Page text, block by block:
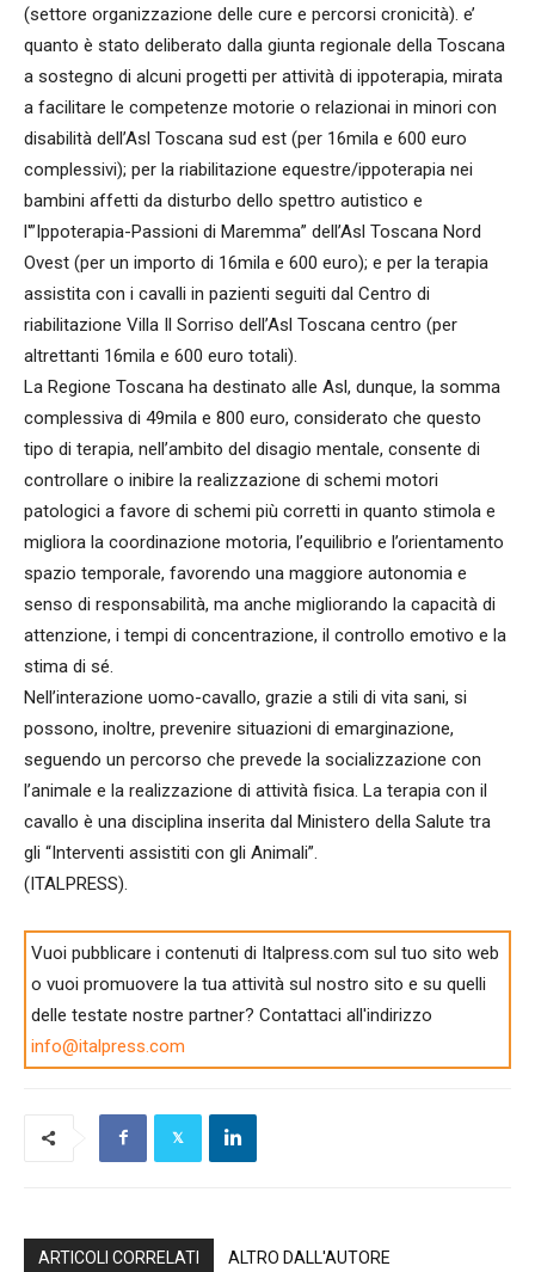
(settore organizzazione delle cure e percorsi cronicità). e’
quanto è stato deliberato dalla giunta regionale della Toscana
a sostegno di alcuni progetti per attività di ippoterapia, mirata
a facilitare le competenze motorie o relazionai in minori con
disabilità dell’Asl Toscana sud est (per 16mila e 600 euro
complessivi); per la riabilitazione equestre/ippoterapia nei
bambini affetti da disturbo dello spettro autistico e
l'”Ippoterapia-Passioni di Maremma” dell’Asl Toscana Nord
Ovest (per un importo di 16mila e 600 euro); e per la terapia
assistita con i cavalli in pazienti seguiti dal Centro di
riabilitazione Villa Il Sorriso dell’Asl Toscana centro (per
altrettanti 16mila e 600 euro totali).
La Regione Toscana ha destinato alle Asl, dunque, la somma
complessiva di 49mila e 800 euro, considerato che questo
tipo di terapia, nell’ambito del disagio mentale, consente di
controllare o inibire la realizzazione di schemi motori
patologici a favore di schemi più corretti in quanto stimola e
migliora la coordinazione motoria, l’equilibrio e l’orientamento
spazio temporale, favorendo una maggiore autonomia e
senso di responsabilità, ma anche migliorando la capacità di
attenzione, i tempi di concentrazione, il controllo emotivo e la
stima di sé.
Nell’interazione uomo-cavallo, grazie a stili di vita sani, si
possono, inoltre, prevenire situazioni di emarginazione,
seguendo un percorso che prevede la socializzazione con
l’animale e la realizzazione di attività fisica. La terapia con il
cavallo è una disciplina inserita dal Ministero della Salute tra
gli “Interventi assistiti con gli Animali”.
(ITALPRESS).
Vuoi pubblicare i contenuti di Italpress.com sul tuo sito web
o vuoi promuovere la tua attività sul nostro sito e su quelli
delle testate nostre partner? Contattaci all'indirizzo
info@italpress.com
ARTICOLI CORRELATI ALTRO DALL'AUTORE